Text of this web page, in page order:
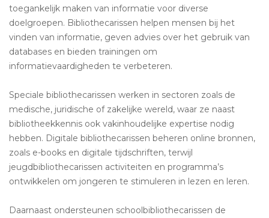
toegankelijk maken van informatie voor diverse
doelgroepen. Bibliothecarissen helpen mensen bij het
vinden van informatie, geven advies over het gebruik van
databases en bieden trainingen om
informatievaardigheden te verbeteren.
Speciale bibliothecarissen werken in sectoren zoals de
medische, juridische of zakelijke wereld, waar ze naast
bibliotheekkennis ook vakinhoudelijke expertise nodig
hebben. Digitale bibliothecarissen beheren online bronnen,
zoals e-books en digitale tijdschriften, terwijl
jeugdbibliothecarissen activiteiten en programma’s
ontwikkelen om jongeren te stimuleren in lezen en leren.
Daarnaast ondersteunen schoolbibliothecarissen de